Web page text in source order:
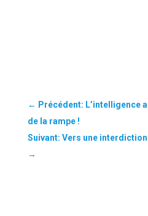
← Précédent: L’intelligence
de la rampe !
Suivant: Vers une
→